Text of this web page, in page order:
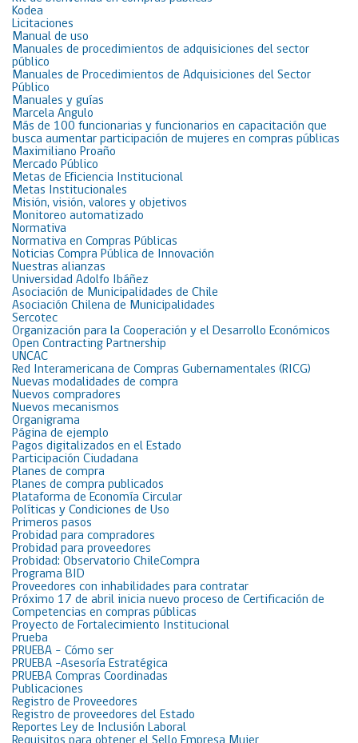
Kodea
Licitaciones
Manual de uso
Manuales de procedimientos de adquisiciones del sector
público
Manuales de Procedimientos de Adquisiciones del Sector
Público
Manuales y guías
Marcela Angulo
Más de 100 funcionarias y funcionarios en capacitación que
busca aumentar participación de mujeres en compras públicas
Maximiliano Proaño
Mercado Público
Metas de Eficiencia Institucional
Metas Institucionales
Misión, visión, valores y objetivos
Monitoreo automatizado
Normativa
Normativa en Compras Públicas
Noticias Compra Pública de Innovación
Nuestras alianzas
Universidad Adolfo Ibáñez
Asociación de Municipalidades de Chile
Asociación Chilena de Municipalidades
Sercotec
Organización para la Cooperación y el Desarrollo Económicos
Open Contracting Partnership
UNCAC
Red Interamericana de Compras Gubernamentales (RICG)
Nuevas modalidades de compra
Nuevos compradores
Nuevos mecanismos
Organigrama
Página de ejemplo
Pagos digitalizados en el Estado
Participación Ciudadana
Planes de compra
Planes de compra publicados
Plataforma de Economía Circular
Políticas y Condiciones de Uso
Primeros pasos
Probidad para compradores
Probidad para proveedores
Probidad: Observatorio ChileCompra
Programa BID
Proveedores con inhabilidades para contratar
Próximo 17 de abril inicia nuevo proceso de Certificación de
Competencias en compras públicas
Proyecto de Fortalecimiento Institucional
Prueba
PRUEBA – Cómo ser
PRUEBA -Asesoría Estratégica
PRUEBA Compras Coordinadas
Publicaciones
Registro de Proveedores
Registro de proveedores del Estado
Reportes Ley de Inclusión Laboral